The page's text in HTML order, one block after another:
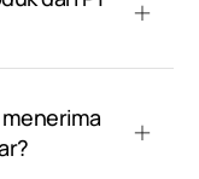
menerima